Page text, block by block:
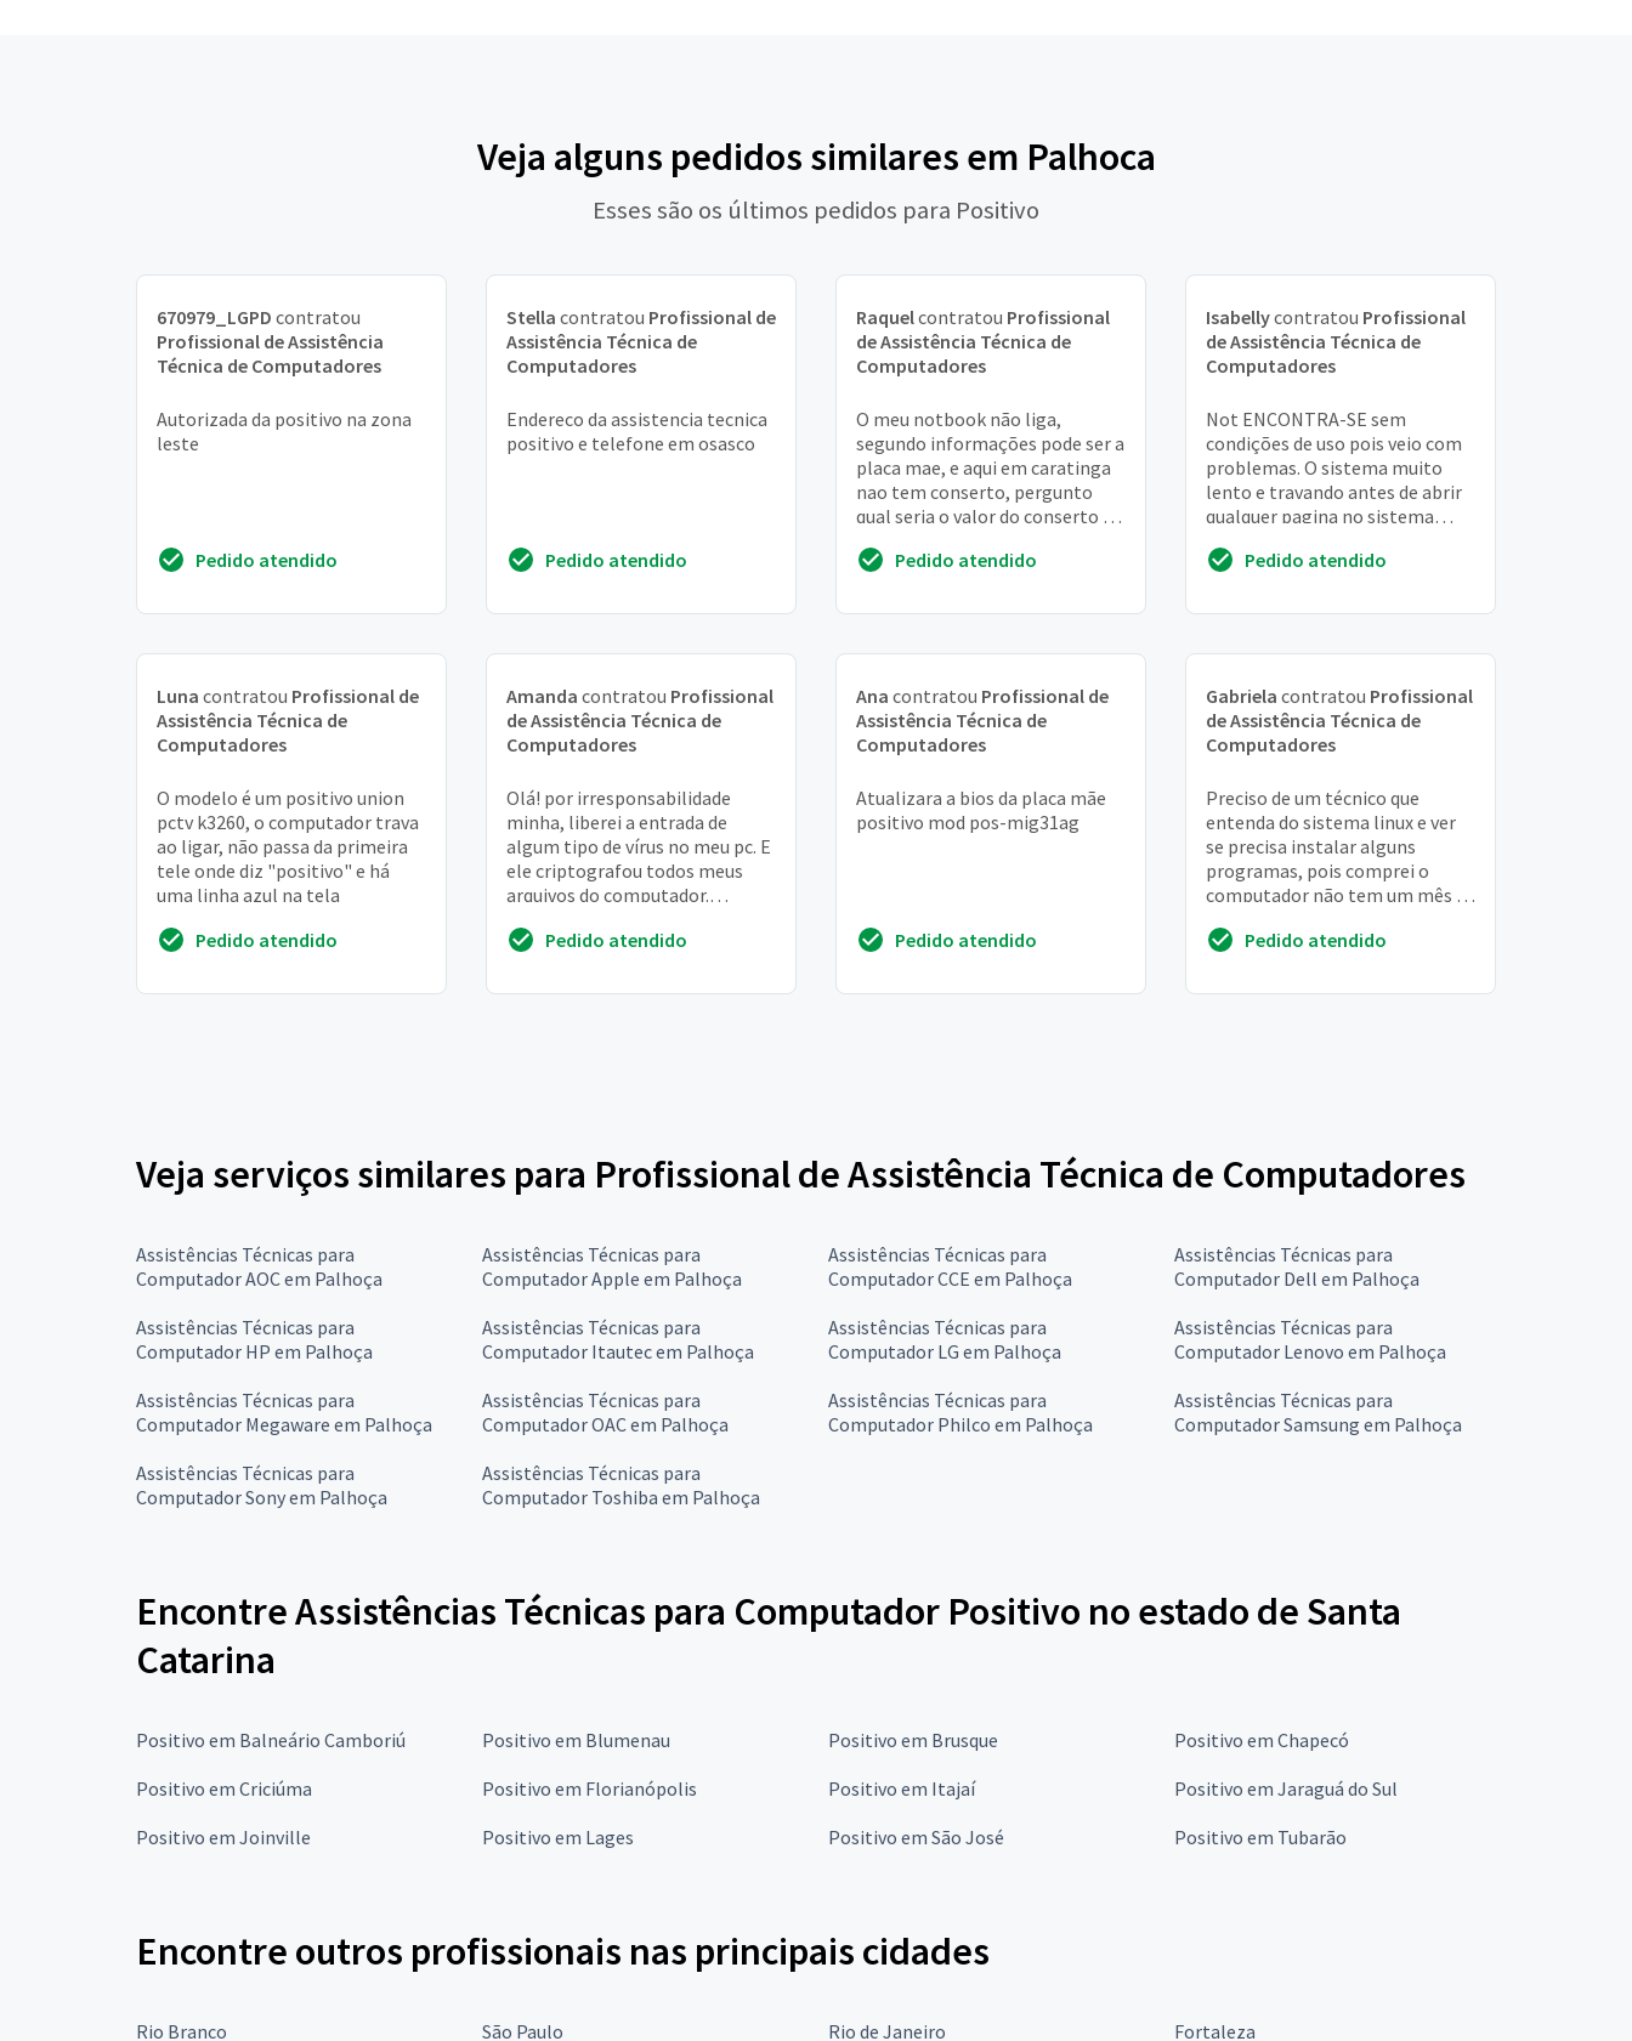
Veja alguns pedidos similares em Palhoca
Esses são os últimos pedidos para Positivo
670979_LGPD contratou
Profissional de Assistência
Técnica de Computadores
Autorizada da positivo na zona
leste
Pedido atendido
Stella contratou Profissional de
Assistência Técnica de
Computadores
Endereco da assistencia tecnica
positivo e telefone em osasco
Pedido atendido
Raquelcontratou Profissional
de Assistência Técnica de
Computadores
O meu notbook não liga,
segundo informações pode ser a
placa mae, e aqui em caratinga
nao tem conserto, pergunto
qual seria o valor do conserto SE
mae Pedido atendido
Isabellycontratou Profissional
de Assistência Técnica de
Computadores
Not ENCONTRA-SE sem
condições de uso pois veio com
problemas. O sistema muito
lento e travando antes de abrir
qualquer pagina no sistema
o produto estamos de...
Pedido atendido
Luna contratou Profissional de
Assistência Técnica de
Computadores
O modelo é um positivo union
pctv k3260, o computador trava
ao ligar, não passa da primeira
tele onde diz "positivo" e há
uma linha azul na tela
Pedido atendido
Amanda contratou Profissional
de Assistência Técnica de
Computadores
Olá! por irresponsabilidade
minha, liberei a entrada de
algum tipo de vírus no meu pc. E
ele criptografou todos meus
arquivos do computador.
soubessem solucionar ...
Pedido atendido
Ana contratou Profissional de
Assistência Técnica de
Computadores
Atualizara a bios da placa mãe
positivo mod pos-mig31ag
Pedido atendido
Gabriela contratou Profissional
de Assistência Técnica de
Computadores
Preciso de um técnico que
entenda do sistema linux e ver
se precisa instalar alguns
programas, pois comprei o
computador não tem um mês e
assistir vídeos e n...
Pedido atendido
Veja serviços similares para Profissional de Assistência Técnica de Computadores
Assistências Técnicas para
Computador AOC em Palhoça
Assistências Técnicas para
Computador Apple em Palhoça
Assistências Técnicas para
Computador CCE em Palhoça
Assistências Técnicas para
Computador Dell em Palhoça
Assistências Técnicas para
Computador HP em Palhoça
Assistências Técnicas para
Computador Itautec em Palhoça
Assistências Técnicas para
Computador LG em Palhoça
Assistências Técnicas para
Computador Lenovo em Palhoça
Assistências Técnicas para
Computador Megaware em Palhoça
Assistências Técnicas para
Computador OAC em Palhoça
Assistências Técnicas para
Computador Philco em Palhoça
Assistências Técnicas para
Computador Samsung em Palhoça
Assistências Técnicas para
Computador Sony em Palhoça
Assistências Técnicas para
Computador Toshiba em Palhoça
Encontre Assistências Técnicas para Computador Positivo no estado de Santa
Catarina
Positivo em Balneário Camboriú Positivo em Blumenau Positivo em Brusque
Positivo em Chapecó
Positivo em Criciúma
Positivo em Florianópolis Positivo em Itajaí
Positivo em Jaraguá do Sul
Positivo em Joinville
Positivo em Lages Positivo em São José Positivo em Tubarão
Encontre outros profissionais nas principais cidades
Rio Branco São Paulo Rio de Janeiro Fortaleza